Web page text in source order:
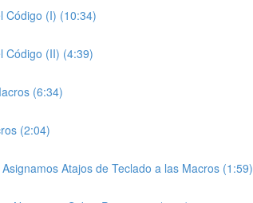
Código (I) (10:34)
Código (II) (4:39)
(6:34)
(2:04)
Atajos de Teclado a las Macros (1:59)